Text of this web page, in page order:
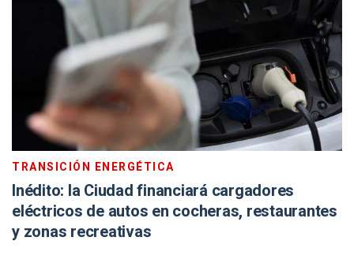
TRANSICIÓN ENERGÉTICA
Inédito: la Ciudad financiará cargadores
eléctricos de autos en cocheras, restaurantes
y zonas recreativas